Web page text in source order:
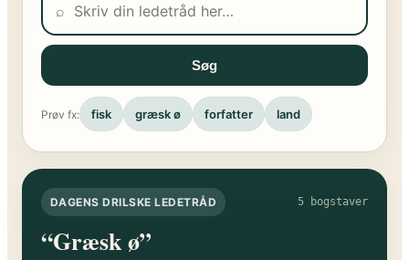
⌕
Søg
Prøv fx: fisk græsk ø forfatter land
DAGENS DRILSKE LEDETRÅD 5 bogstaver
“Græsk ø”